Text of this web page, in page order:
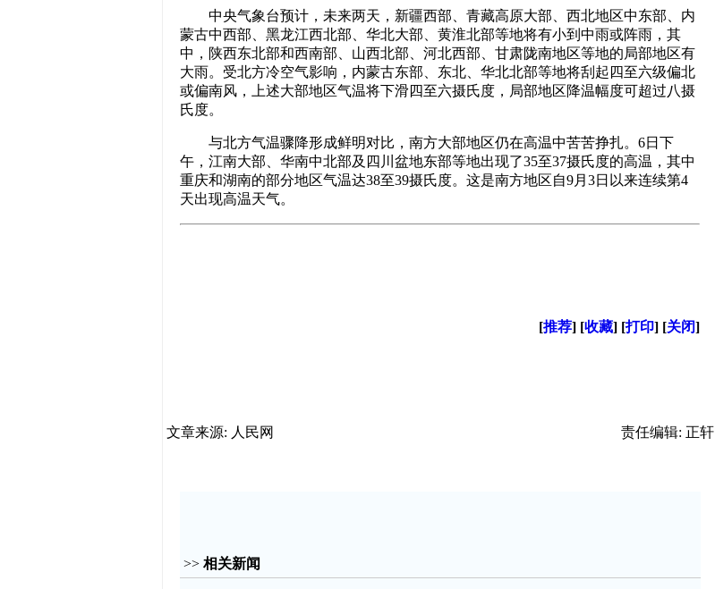
中央气象台预计，未来两天，新疆西部、青藏高原大部、西北地区中东部、内
蒙古中西部、黑龙江西北部、华北大部、黄淮北部等地将有小到中雨或阵雨，其
中，陕西东北部和西南部、山西北部、河北西部、甘肃陇南地区等地的局部地区有
大雨。受北方冷空气影响，内蒙古东部、东北、华北北部等地将刮起四至六级偏北
或偏南风，上述大部地区气温将下滑四至六摄氏度，局部地区降温幅度可超过八摄
氏度。
与北方气温骤降形成鲜明对比，南方大部地区仍在高温中苦苦挣扎。6日下
午，江南大部、华南中北部及四川盆地东部等地出现了35至37摄氏度的高温，其中
重庆和湖南的部分地区气温达38至39摄氏度。这是南方地区自9月3日以来连续第4
天出现高温天气。
[推荐] [收藏] [打印] [关闭]
文章来源: 人民网 责任编辑: 正轩
>> 相关新闻